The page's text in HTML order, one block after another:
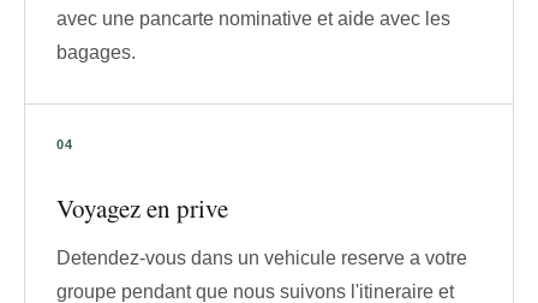
avec une pancarte nominative et aide avec les
bagages.
Voyagez en prive
Detendez-vous dans un vehicule reserve a votre
groupe pendant que nous suivons l'itineraire et